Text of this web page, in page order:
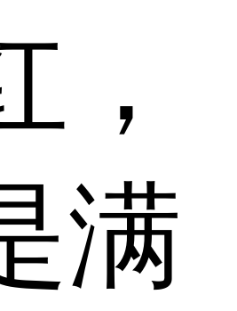
，
满